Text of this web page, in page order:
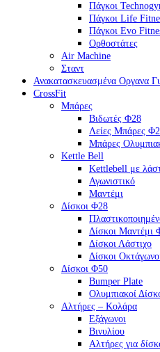
Πάγκοι
Πάγκοι Life
Πάγκοι Evo
Ορθοστάτες
Air Machine
Σταντ
Ανακατασκευασμένα Οργανα
CrossFit
Μπάρες
Βιδωτές Φ28
Λείες Μπάρες
Μπάρες
Kettle Bell
Kettlebell με
Αγωνιστικό
Μαντέμι
Δίσκοι Φ28
Δίσκοι Μαντέμι
Δίσκοι Λάστιχο
Δίσκοι
Δίσκοι Φ50
Bumper Plate
Ολυμπιακοί
Αλτήρες – Κολάρα
Εξάγωνοι
Βινυλίου
Αλτήρες για